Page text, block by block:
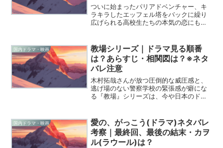
ついに始まったパリアドベンチャー、キ
ラキラしたエッフェル塔をバックに繰り
広げられる高校生たちの本気の恋にもう
が舞台ということで、初回から期待値が
マックスでしたよね。今日...
国内ドラマ・映画
教場シリーズ｜ドラマ見る順番
は？あらすじ・相関図は？※ネタ
バレ注意
木村拓哉さんが放つ圧倒的な威圧感と、
逃げ場のない警察学校の緊張感が癖にな
る『教場』シリーズは、今や日本のドラ
大成を迎え、私たちは風間教官が下す
「最後の授業」を目撃す...
国内ドラマ・映画
愛の、がっこう(ドラマ)ネタバレ
考察｜最終回、最後の結末・カヲ
ル(ラウール)は？